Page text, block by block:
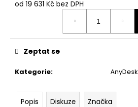
od 19 631 Kč bez DPH
Kategorie: AnyDesk
Zeptat se
Popis Diskuze Značka
SOLO
786